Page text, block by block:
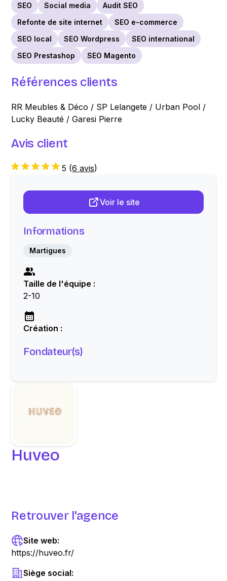
Huveo
SEO
Social media
Audit SEO
Refonte de site internet
SEO e-commerce
SEO local
SEO Wordpress
SEO international
SEO Prestashop
SEO Magento
Références clients
RR Meubles & Déco / SP Lelangete / Urban Pool /
Lucky Beauté / Garesi Pierre
Avis client
5 (6 avis)
Voir le site
Informations
Martigues
Taille de l'équipe :
2-10
Création :
Fondateur(s)
Retrouver l'agence
Site web:
https://huveo.fr/
Siège social: